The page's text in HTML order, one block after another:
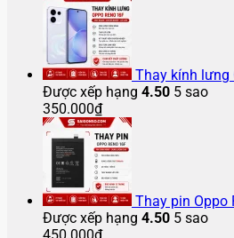
Thay kính lưng
Được xếp hạng 4.50 5 sao
350.000₫
Thay pin Oppo
Được xếp hạng 4.50 5 sao